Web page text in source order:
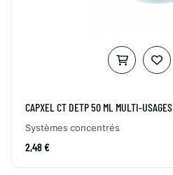
CAPXEL CT DETP 50 ML MULTI-USAGES
Systèmes concentrés
2,48 €